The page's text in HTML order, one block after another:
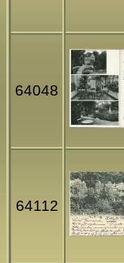
64048
64112